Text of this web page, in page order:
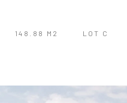
148.88 M2 LOT C